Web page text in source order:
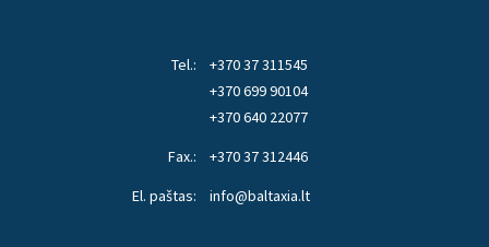
Tel.:
+370 37 311545
+370 699 90104
+370 640 22077
Fax.:
+370 37 312446
El. paštas:
info@baltaxia.lt